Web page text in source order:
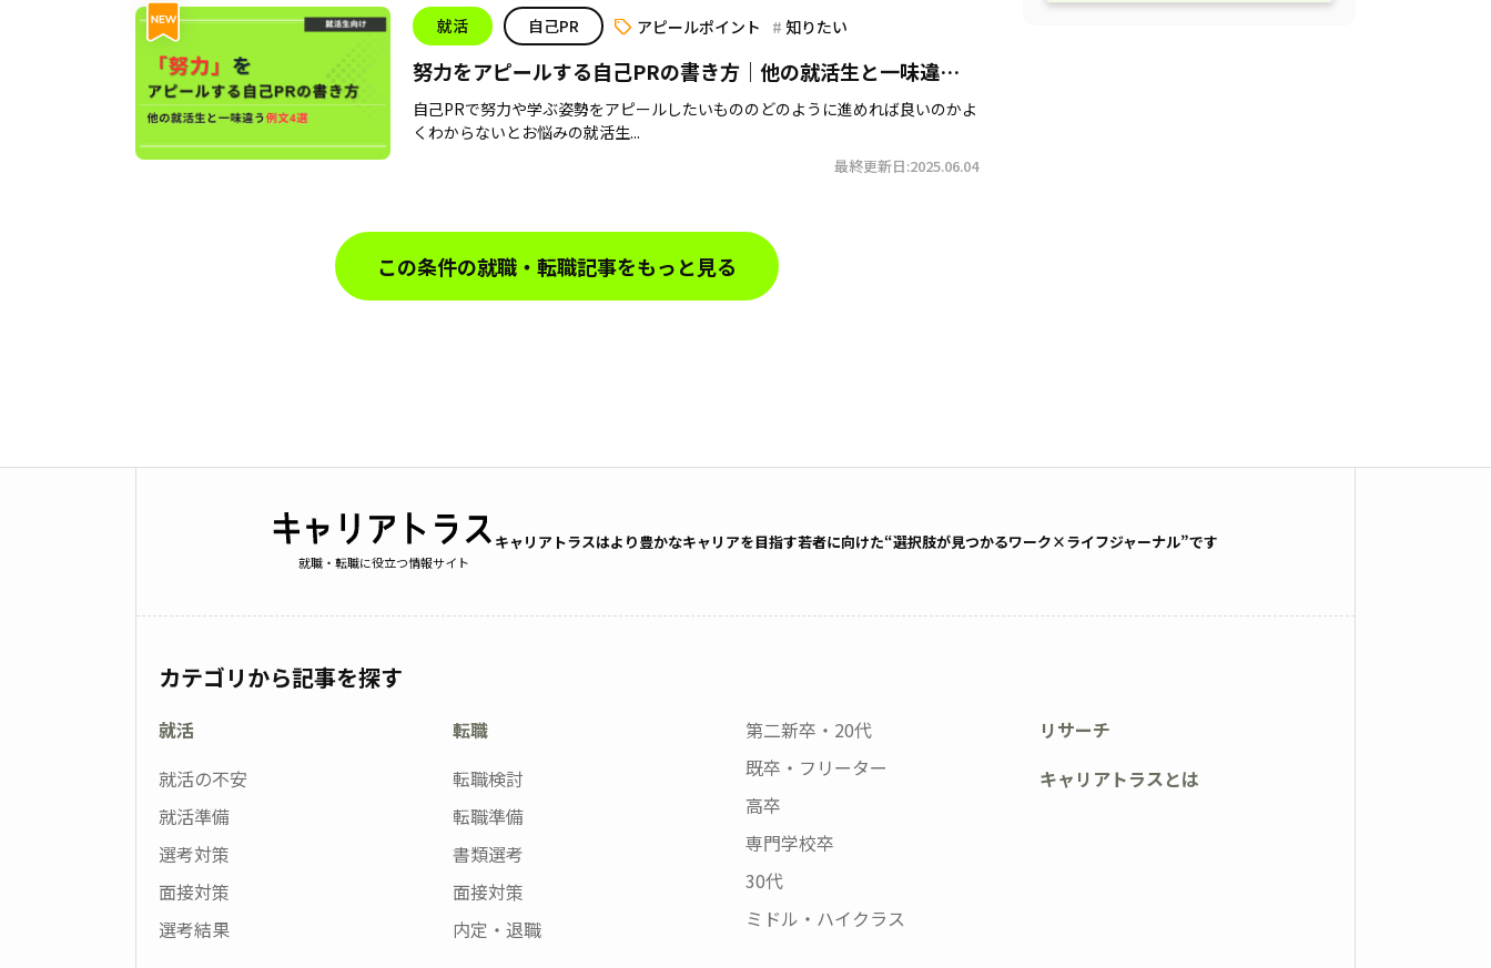
就活 自己PR アピールポイント 知りたい
努力をアピールする自己PRの書き方｜他の就活生と一味違う
例文4選
自己PRで努力や学ぶ姿勢をアピールしたいもののどのように進めれば良いのかよ
くわからないとお悩みの就活生...
最終更新日:2025.06.04
この条件の就職・転職記事をもっと見る
就職・転職に役立つ情報サイト
キャリアトラスはより豊かなキャリアを目指す若者に向けた“選択肢が見つかるワーク×ライフジャーナル”です
カテゴリから記事を探す
就活
就活の不安
就活準備
選考対策
面接対策
選考結果
転職
転職検討
転職準備
書類選考
面接対策
内定・退職
第二新卒・20代
既卒・フリーター
高卒
専門学校卒
30代
ミドル・ハイクラス
リサーチ
キャリアトラスとは